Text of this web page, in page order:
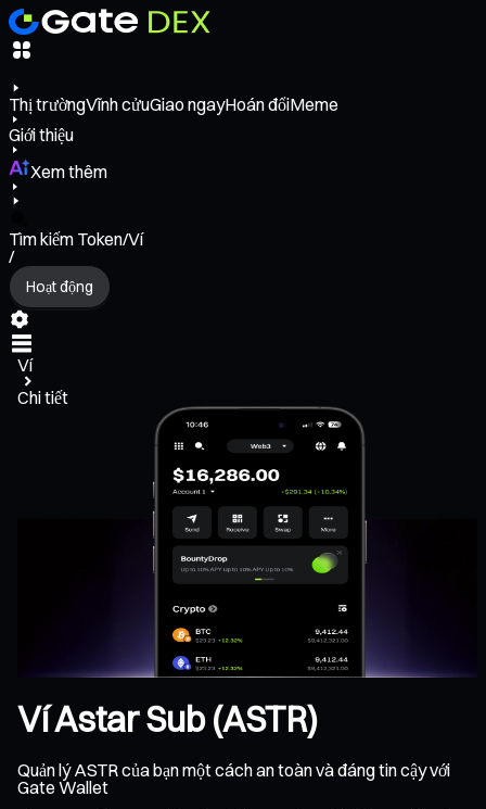
Thị trườngVĩnh cửuGiao ngayHoán đổiMeme
Giới thiệu
Xem thêm
Tìm kiếm Token/Ví
/
Hoạt động
Ví
Chi tiết
Ví Astar Sub (ASTR)
Quản lý ASTR của bạn một cách an toàn và đáng tin cậy với
Gate Wallet